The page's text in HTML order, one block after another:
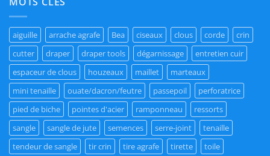
aiguille arrache agrafe Bea ciseaux clous corde
crin
cutter
draper draper tools dégarnissage
entretien cuir
espaceur de clous
houzeaux maillet
marteaux
mini tenaille
ouate/dacron/feutre passepoil
perforatrice
pied de biche
pointes d'acier ramponneau
ressorts
sangle
sangle de jute semences serre-joint
tenaille
tendeur de sangle
tir crin tire agrafe tirette toile